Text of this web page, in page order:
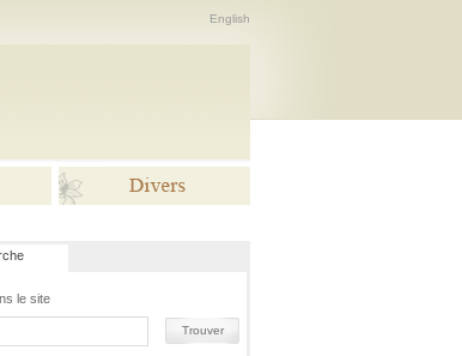
English
le site
Trouver